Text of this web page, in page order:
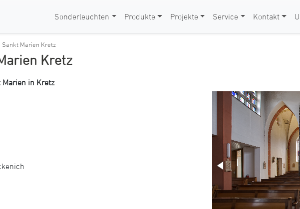
Sonderleuchten Produkte Projekte Service Kontakt
Sankt Marien Kretz
Kretz
in Kretz